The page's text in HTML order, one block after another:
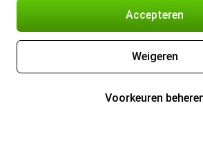
Accepteren
Weigeren
Voorkeuren